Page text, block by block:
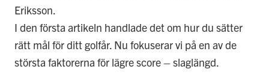
Eriksson.
I den första artikeln handlade det om hur du sätter
rätt mål för ditt golfår. Nu fokuserar vi på en av de
största faktorerna för lägre score – slaglängd.